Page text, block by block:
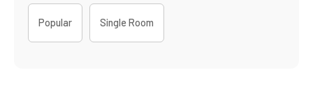
Popular Single Room